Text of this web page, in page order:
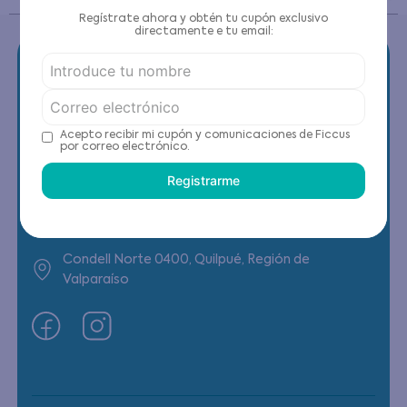
Contáctanos
(22) 6178818 - Compras Internet
Condell Norte 0400, Quilpué, Región de
Valparaíso
Regístrate ahora y obtén tu cupón exclusivo
directamente e tu email:
Acepto recibir mi cupón y comunicaciones de Ficcus
por correo electrónico.
Registrarme